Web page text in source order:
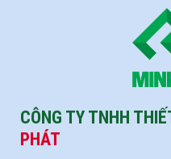
CÔNG TY TNHH
PHÁT